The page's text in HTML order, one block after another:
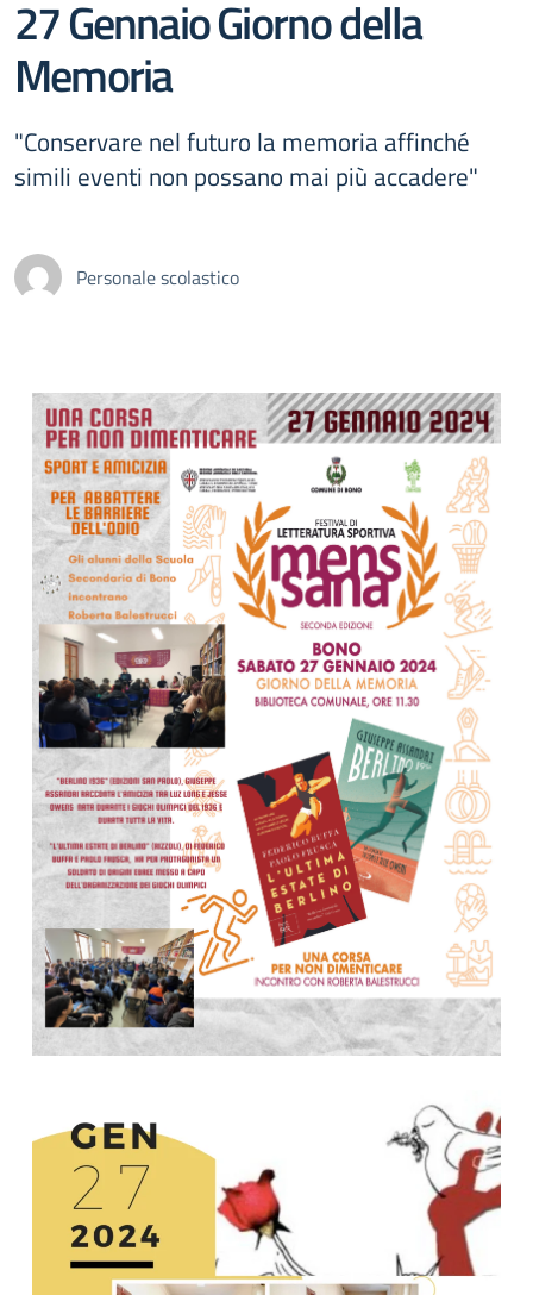
27 Gennaio Giorno della
Memoria
"Conservare nel futuro la memoria affinché
simili eventi non possano mai più accadere"
Personale scolastico